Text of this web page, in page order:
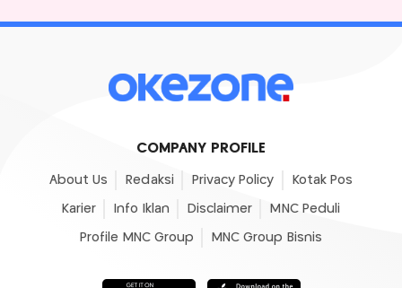
COMPANY PROFILE
About Us Redaksi Privacy Policy Kotak Pos
Karier Info Iklan Disclaimer MNC Peduli
Profile MNC Group MNC Group Bisnis